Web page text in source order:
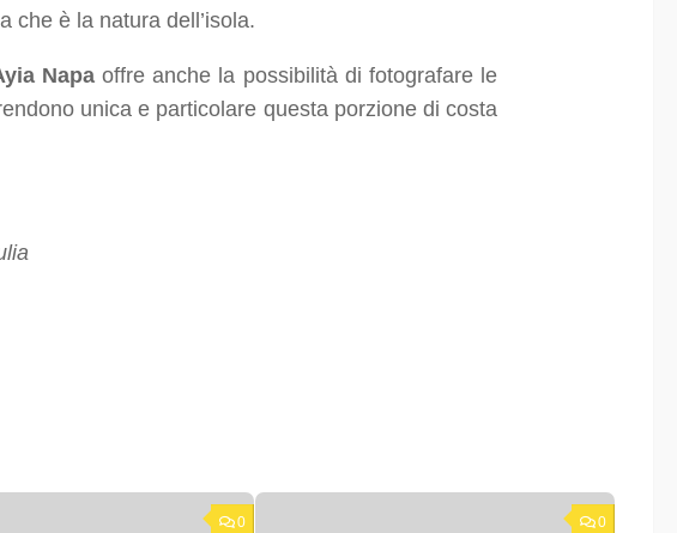
che è la natura dell’isola.
Napa offre anche la possibilità di fotografare le
unica e particolare questa porzione di costa
0 0